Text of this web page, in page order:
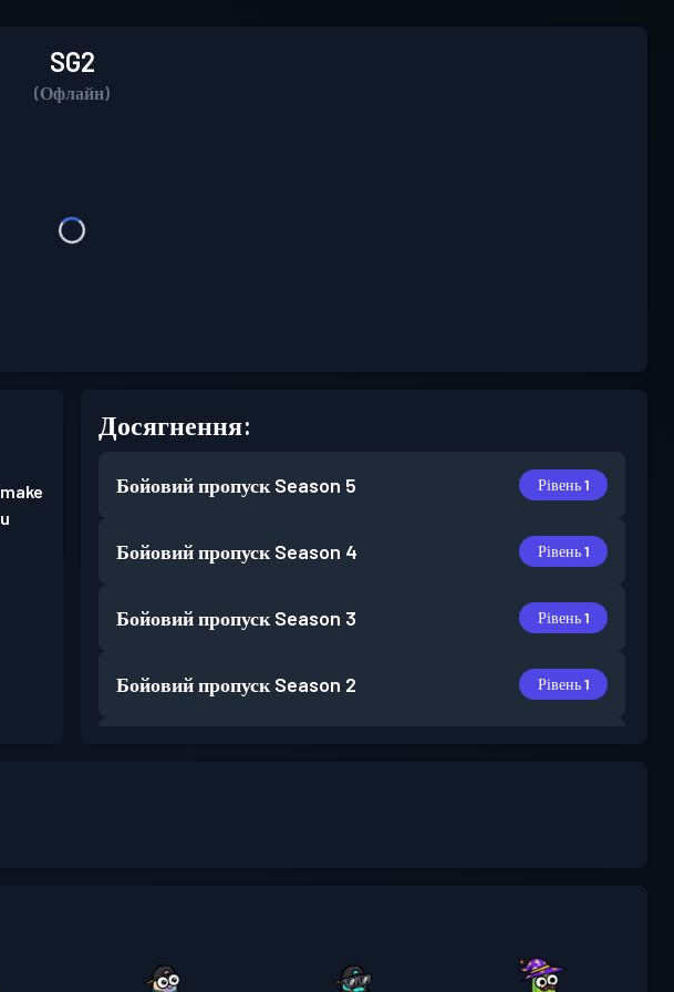
SG2
(Офлайн)
Досягнення:
Бойовий пропуск Season 5 Рівень 1
Бойовий пропуск Season 4 Рівень 1
Бойовий пропуск Season 3 Рівень 1
Бойовий пропуск Season 2 Рівень 1